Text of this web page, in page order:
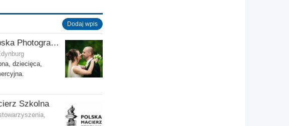
Dodaj wpis
Ola Gostepska Photography
dziecięca,
Szkolna